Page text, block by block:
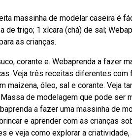
massinha de modelar caseira é
de trigo; 1 xícara (chá) de sal;
as crianças.
corante e. Webaprenda a fazer
Veja três receitas diferentes com
maizena, óleo, sal e corante. Veja
de modelagem que pode
a fazer uma massinha de
e aprender com as crianças
e veja como explorar a